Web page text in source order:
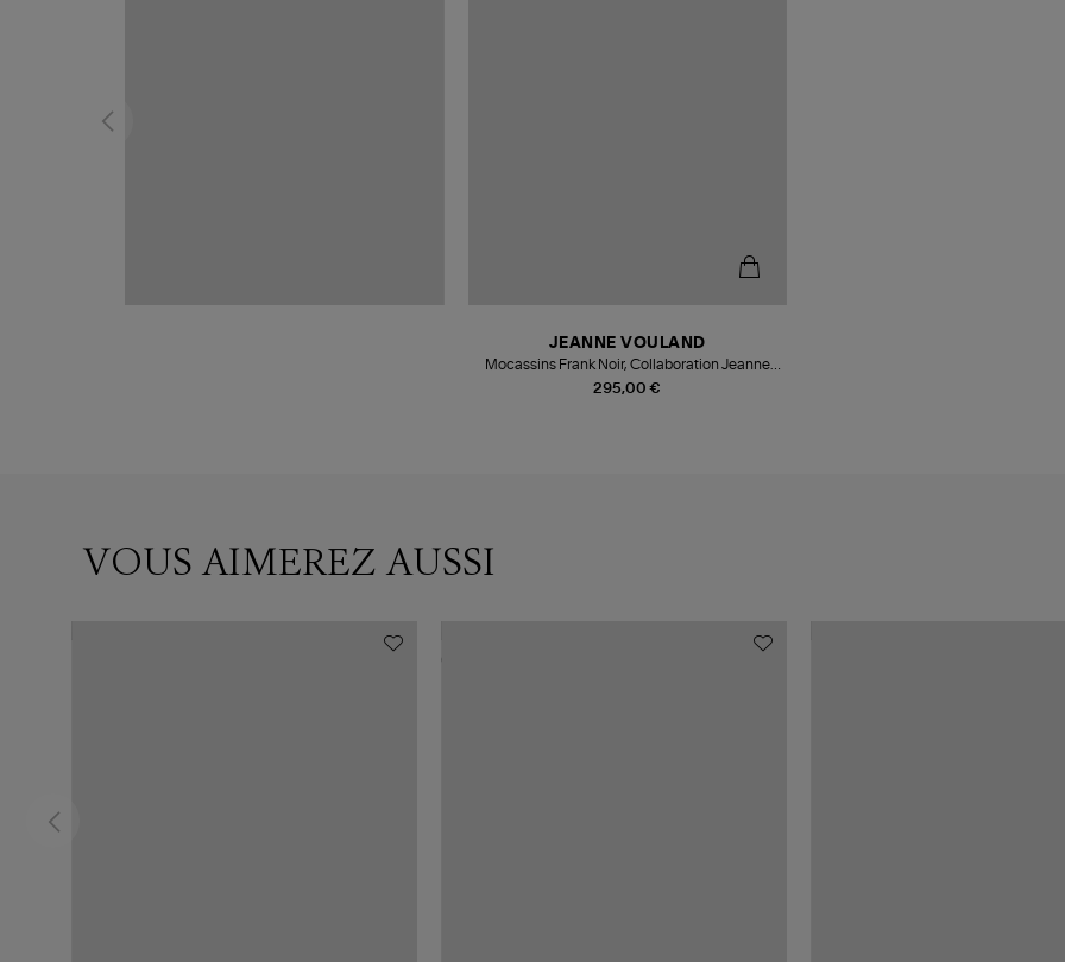
295,00 €
JEANNE VOULAND
Mocassins Frank Noir, Collaboration Jeanne
Vouland x Sebago
VOUS AIMEREZ AUSSI